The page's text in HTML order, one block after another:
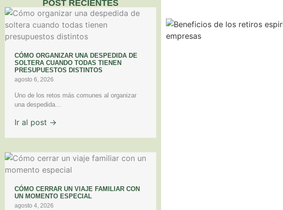
POST RECIENTES
CÓMO ORGANIZAR UNA DESPEDIDA DE
SOLTERA CUANDO TODAS TIENEN
PRESUPUESTOS DISTINTOS
agosto 6, 2026
Uno de los retos más comunes al organizar
una despedida...
Ir al post →
CÓMO CERRAR UN VIAJE FAMILIAR CON
UN MOMENTO ESPECIAL
agosto 4, 2026